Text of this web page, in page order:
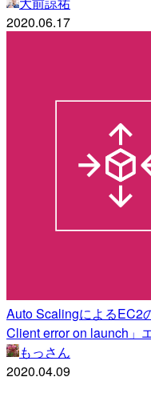
2020.06.17
Auto ScalingによるEC2
Client error on launch」
もっさん
2020.04.09